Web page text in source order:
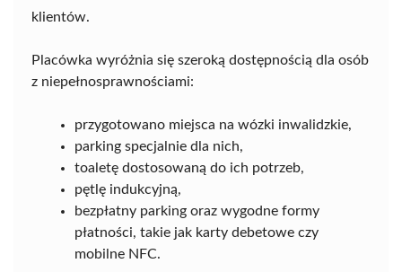
klientów.
Placówka wyróżnia się szeroką dostępnością dla osób
z niepełnosprawnościami:
przygotowano miejsca na wózki inwalidzkie,
parking specjalnie dla nich,
toaletę dostosowaną do ich potrzeb,
pętlę indukcyjną,
bezpłatny parking oraz wygodne formy
płatności, takie jak karty debetowe czy
mobilne NFC.